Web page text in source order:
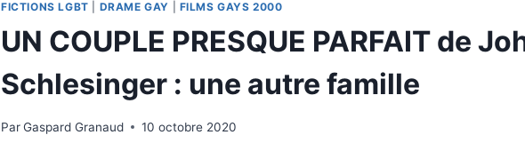
FICTIONS LGBT DRAME GAY FILMS GAYS 2000
UN COUPLE PRESQUE PARFAIT de
Schlesinger : une autre famille
ParGaspard Granaud 10 octobre 2020